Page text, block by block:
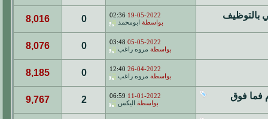
بالتوظيف 19-05-2022
02:36
بواسطة
ابومحمد 0
8,016
05-05-2022
03:48
بواسطة مروه راغب 0
8,076
26-04-2022
12:40
بواسطة مروه راغب 0
8,185
فما فوق 11-01-2022
06:59
بواسطة
اليكس 2
9,767